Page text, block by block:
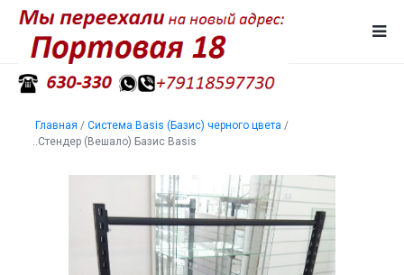
Главная / Система Basis (Базис) черного цвета /
..Стендер (Вешало) Базис Basis